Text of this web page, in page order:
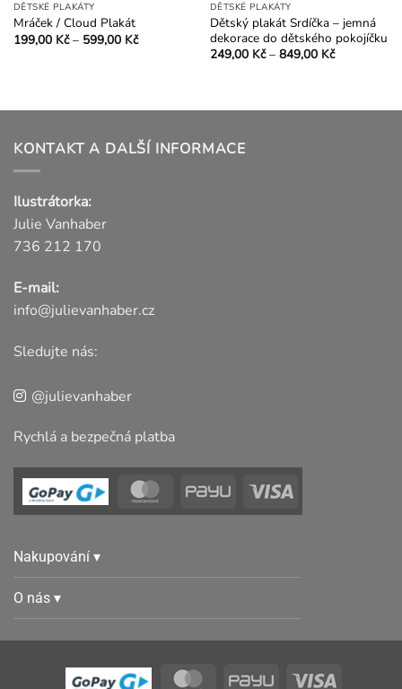
DĚTSKÉ PLAKÁTY
Mráček / Cloud Plakát
199,00 Kč – 599,00 KčRozpětí
více
Možnosti
lze
na
stránce
produktu
DĚTSKÉ PLAKÁTY
Dětský plakát Srdíčka – jemná
dekorace do dětského pokojíčku
249,00 Kč – 849,00 KčRozpětí
má
variant.
KONTAKT A DALŠÍ INFORMACE
Ilustrátorka:
Julie Vanhaber
736 212 170
E-mail:
info@julievanhaber.cz
Sledujte nás:
@julievanhaber
Rychlá a bezpečná platba
Nakupování ▾
O nás ▾